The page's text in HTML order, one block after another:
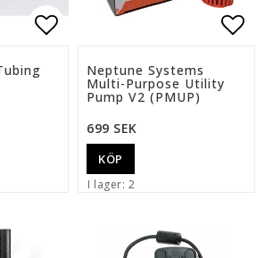
Lägg till i favoritlistan
Neptune Systems
Multi-Purpose Utility
Pump V2 (PMUP)
699 SEK
I lager: 2
KÖP